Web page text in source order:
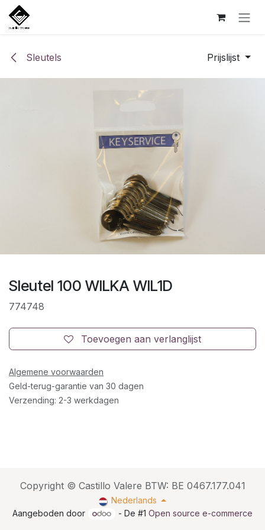
Overslaan naar inhoud
Sleutels Prijslijst
Sleutel 100 WILKA WIL1D
774748
Toevoegen aan verlanglijst
Algemene voorwaarden
Geld-terug-garantie van 30 dagen
Verzending: 2-3 werkdagen
Copyright © Castillo Valere BTW: BE 0467.177.041
Nederlands
Aangeboden door
- De #1Open source e-commerce